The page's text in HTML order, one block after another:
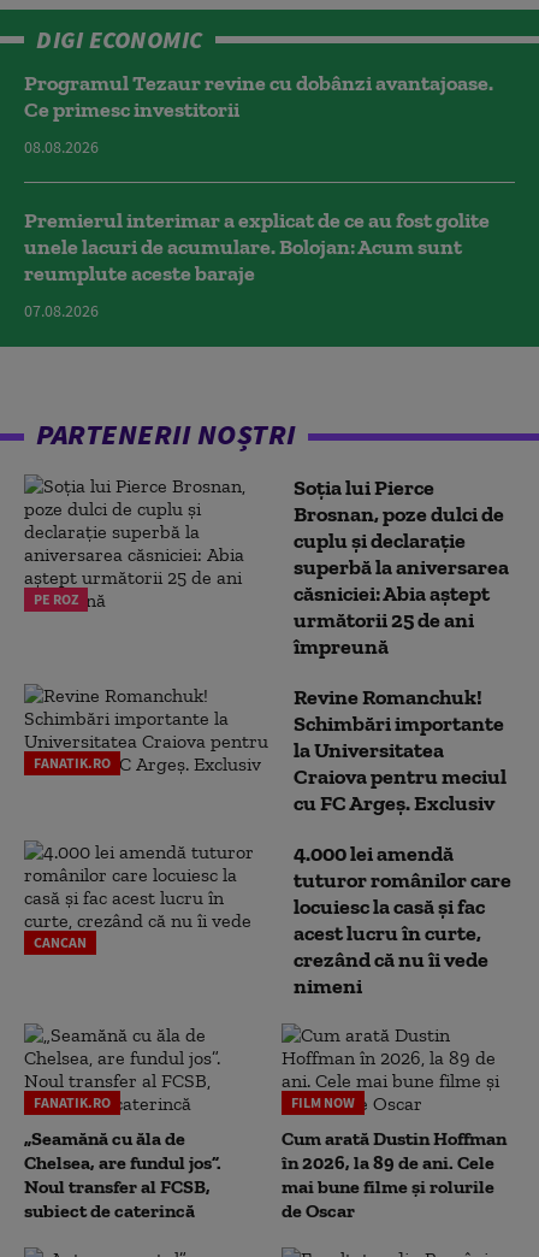
DIGI ECONOMIC
Programul Tezaur revine cu dobânzi avantajoase.
Ce primesc investitorii
08.08.2026
Premierul interimar a explicat de ce au fost golite
unele lacuri de acumulare. Bolojan: Acum sunt
reumplute aceste baraje
07.08.2026
PARTENERII NOȘTRI
PE ROZ
Soția lui Pierce
Brosnan, poze dulci de
cuplu și declarație
superbă la aniversarea
căsniciei: Abia aștept
următorii 25 de ani
împreună
FANATIK.RO
Revine Romanchuk!
Schimbări importante
la Universitatea
Craiova pentru meciul
cu FC Argeş. Exclusiv
CANCAN
4.000 lei amendă
tuturor românilor care
locuiesc la casă și fac
acest lucru în curte,
crezând că nu îi vede
nimeni
FANATIK.RO
„Seamănă cu ăla de
Chelsea, are fundul jos”.
Noul transfer al FCSB,
subiect de caterincă
FILM NOW
Cum arată Dustin Hoffman
în 2026, la 89 de ani. Cele
mai bune filme și rolurile
de Oscar